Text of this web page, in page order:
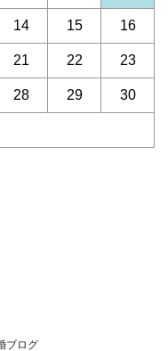
14 15 16
21 22 23
28 29 30
ブログ